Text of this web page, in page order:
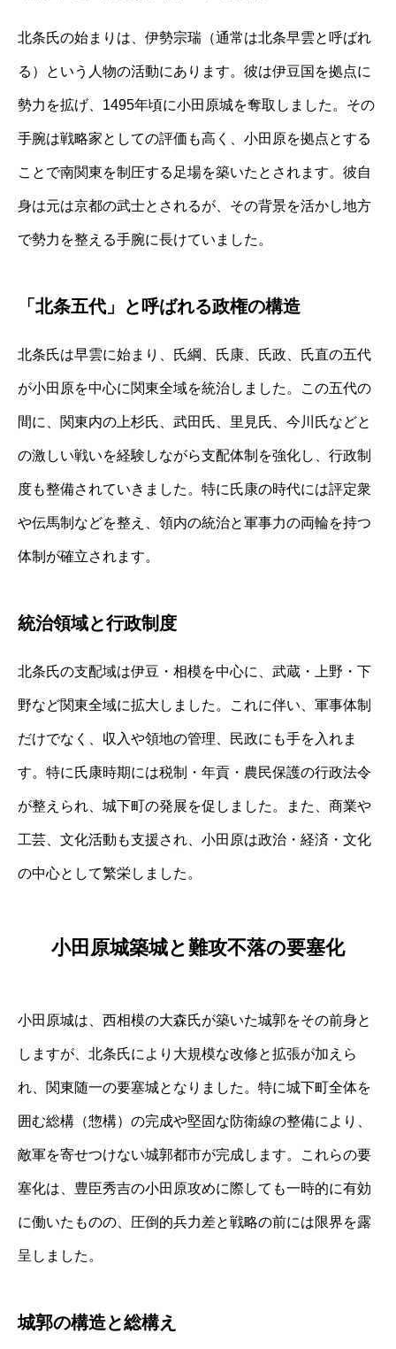
北条氏の始まりは、伊勢宗瑞（通常は北条早雲と呼ばれ
る）という人物の活動にあります。彼は伊豆国を拠点に
勢力を拡げ、1495年頃に小田原城を奪取しました。その
手腕は戦略家としての評価も高く、小田原を拠点とする
ことで南関東を制圧する足場を築いたとされます。彼自
身は元は京都の武士とされるが、その背景を活かし地方
で勢力を整える手腕に長けていました。
「北条五代」と呼ばれる政権の構造
北条氏は早雲に始まり、氏綱、氏康、氏政、氏直の五代
が小田原を中心に関東全域を統治しました。この五代の
間に、関東内の上杉氏、武田氏、里見氏、今川氏などと
の激しい戦いを経験しながら支配体制を強化し、行政制
度も整備されていきました。特に氏康の時代には評定衆
や伝馬制などを整え、領内の統治と軍事力の両輪を持つ
体制が確立されます。
統治領域と行政制度
北条氏の支配域は伊豆・相模を中心に、武蔵・上野・下
野など関東全域に拡大しました。これに伴い、軍事体制
だけでなく、収入や領地の管理、民政にも手を入れま
す。特に氏康時期には税制・年貢・農民保護の行政法令
が整えられ、城下町の発展を促しました。また、商業や
工芸、文化活動も支援され、小田原は政治・経済・文化
の中心として繁栄しました。
小田原城築城と難攻不落の要塞化
小田原城は、西相模の大森氏が築いた城郭をその前身と
しますが、北条氏により大規模な改修と拡張が加えら
れ、関東随一の要塞城となりました。特に城下町全体を
囲む総構（惣構）の完成や堅固な防衛線の整備により、
敵軍を寄せつけない城郭都市が完成します。これらの要
塞化は、豊臣秀吉の小田原攻めに際しても一時的に有効
に働いたものの、圧倒的兵力差と戦略の前には限界を露
呈しました。
城郭の構造と総構え